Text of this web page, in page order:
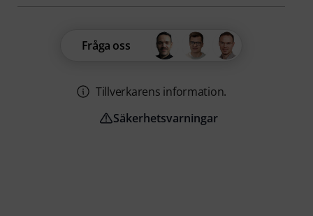
Fråga oss
Tillverkarens information.
Säkerhetsvarningar